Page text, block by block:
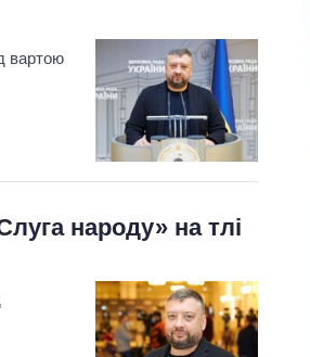
вартою
народу» на тлі
ударів по Україні
за літо: Київ та
область стали
головною ціллю